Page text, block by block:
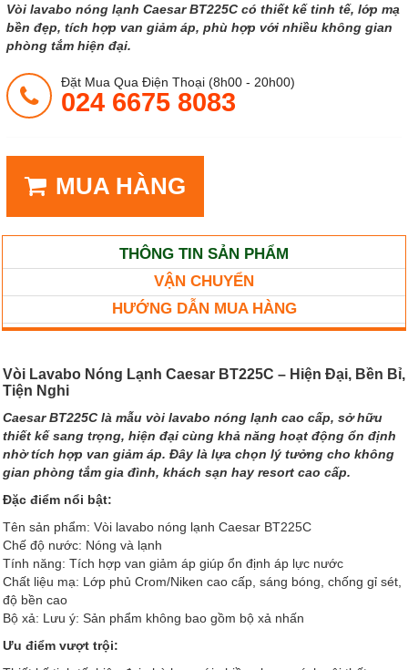
Vòi lavabo nóng lạnh Caesar BT225C có thiết kế tinh tế, lớp mạ
bền đẹp, tích hợp van giảm áp, phù hợp với nhiều không gian
phòng tắm hiện đại.
Đặt Mua Qua Điện Thoại (8h00 - 20h00)
024 6675 8083
MUA HÀNG
THÔNG TIN SẢN PHẨM
VẬN CHUYỂN
HƯỚNG DẪN MUA HÀNG
Vòi Lavabo Nóng Lạnh Caesar BT225C – Hiện Đại, Bền Bỉ,
Tiện Nghi
Caesar BT225C là mẫu vòi lavabo nóng lạnh cao cấp, sở hữu
thiết kế sang trọng, hiện đại cùng khả năng hoạt động ổn định
nhờ tích hợp van giảm áp. Đây là lựa chọn lý tưởng cho không
gian phòng tắm gia đình, khách sạn hay resort cao cấp.
Đặc điểm nổi bật:
Tên sản phẩm: Vòi lavabo nóng lạnh Caesar BT225C
Chế độ nước: Nóng và lạnh
Tính năng: Tích hợp van giảm áp giúp ổn định áp lực nước
Chất liệu mạ: Lớp phủ Crom/Niken cao cấp, sáng bóng, chống gỉ sét,
độ bền cao
Bộ xả: Lưu ý: Sản phẩm không bao gồm bộ xả nhấn
Ưu điểm vượt trội: